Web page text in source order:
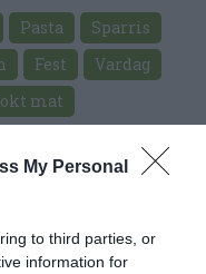
My Personal
to third parties, or
information for
Pasta
Sparris
Fest
Vardag
mat
Skriv ut
( röster)